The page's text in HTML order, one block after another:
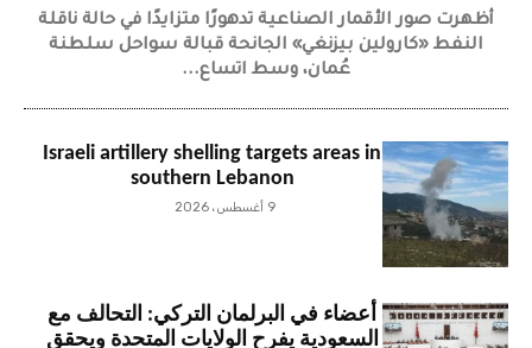
أظهرت صور الأقمار الصناعية تدهورًا متزايدًا في حالة ناقلة
النفط «كارولين بيزنغي» الجانحة قبالة سواحل سلطنة
عُمان، وسط اتساع...
Israeli artillery shelling targets areas in
southern Lebanon
9 أغسطس، 2026
أعضاء في البرلمان التركي: التحالف مع
السعودية يفرح الولايات المتحدة ويحقق